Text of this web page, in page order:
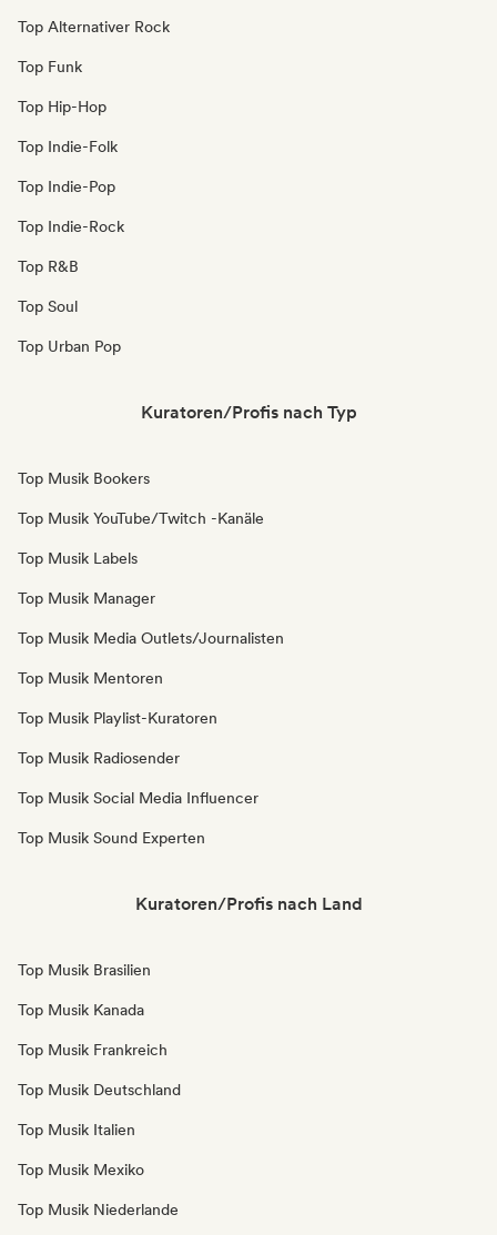
Top Alternativer Rock
Top Funk
Top Hip-Hop
Top Indie-Folk
Top Indie-Pop
Top Indie-Rock
Top R&B
Top Soul
Top Urban Pop
Kuratoren/Profis nach Typ
Top Musik Bookers
Top Musik YouTube/Twitch -Kanäle
Top Musik Labels
Top Musik Manager
Top Musik Media Outlets/Journalisten
Top Musik Mentoren
Top Musik Playlist-Kuratoren
Top Musik Radiosender
Top Musik Social Media Influencer
Top Musik Sound Experten
Kuratoren/Profis nach Land
Top Musik Brasilien
Top Musik Kanada
Top Musik Frankreich
Top Musik Deutschland
Top Musik Italien
Top Musik Mexiko
Top Musik Niederlande